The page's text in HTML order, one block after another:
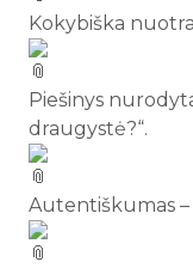
Kokybiška
Piešinys
draugystė?“.
Autentiškumas